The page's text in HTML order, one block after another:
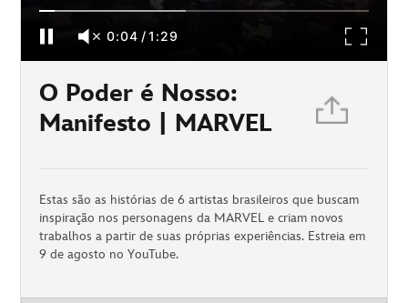
0:04 /1:29
O Poder é Nosso:
Manifesto | MARVEL
Estas são as histórias de 6 artistas brasileiros que buscam
inspiração nos personagens da MARVEL e criam novos
trabalhos a partir de suas próprias experiências. Estreia em
9 de agosto no YouTube.